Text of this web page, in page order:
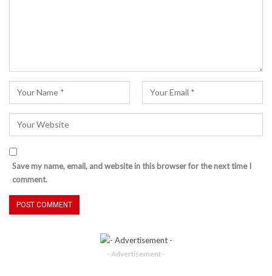
Save my name, email, and website in this browser for the next time I
comment.
- Advertisement -